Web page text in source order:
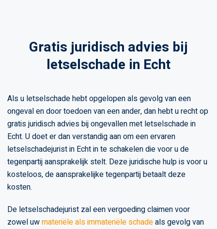
Gratis juridisch advies bij
letselschade in Echt
Als u letselschade hebt opgelopen als gevolg van een
ongeval en door toedoen van een ander, dan hebt u recht op
gratis juridisch advies bij ongevallen met letselschade in
Echt. U doet er dan verstandig aan om een ervaren
letselschadejurist in Echt in te schakelen die voor u de
tegenpartij aansprakelijk stelt. Deze juridische hulp is voor u
kosteloos, de aansprakelijke tegenpartij betaalt deze
kosten.
De letselschadejurist zal een vergoeding claimen voor
zowel uwmateriële als immateriële schadeals gevolg van